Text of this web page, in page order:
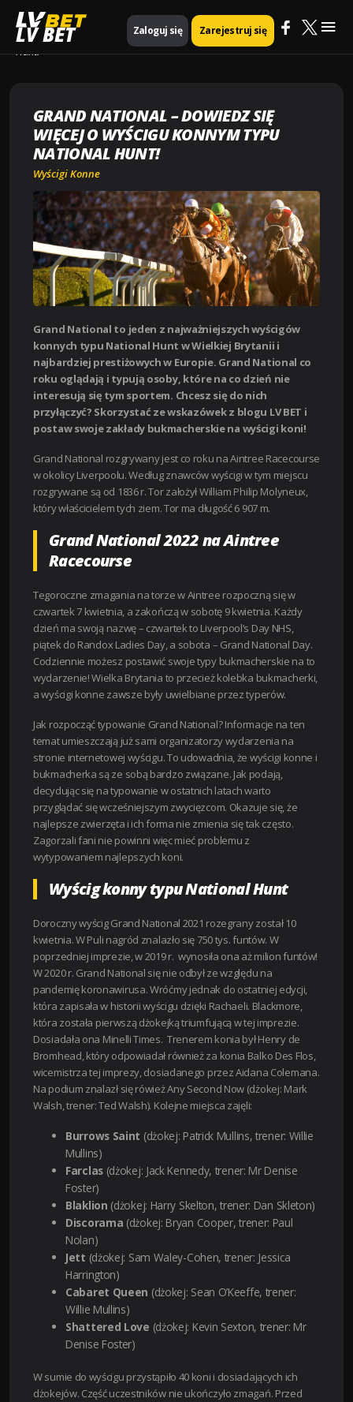
LV BET Zaloguj się Zarejestruj się
Strona główna
Wyścigi konne
Grand National – dowiedz się więcej o wyścigu konnym typu National
Hunt!
GRAND NATIONAL – DOWIEDZ SIĘ
WIĘCEJ O WYŚCIGU KONNYM TYPU
NATIONAL HUNT!
Wyścigi Konne
Grand National to jeden z najważniejszych wyścigów
konnych typu National Hunt w Wielkiej Brytanii i
najbardziej prestiżowych w Europie. Grand National co
roku oglądają i typują osoby, które na co dzień nie
interesują się tym sportem. Chcesz się do nich
przyłączyć? Skorzystać ze wskazówek z blogu LV BET i
postaw swoje zakłady bukmacherskie na wyścigi koni!
Grand National rozgrywany jest co roku na Aintree Racecourse
w okolicy Liverpoolu. Według znawców wyścigi w tym miejscu
rozgrywane są od 1836 r. Tor założył William Philip Molyneux,
który właścicielem tych ziem. Tor ma długość 6 907 m.
Grand National 2022 na Aintree
Racecourse
Tegoroczne zmagania na torze w Aintree rozpoczną się w
czwartek 7 kwietnia, a zakończą w sobotę 9 kwietnia. Każdy
dzień ma swoją nazwę – czwartek to Liverpool’s Day NHS,
piątek do Randox Ladies Day, a sobota – Grand National Day.
Codziennie możesz postawić swoje typy bukmacherskie na to
wydarzenie! Wielka Brytania to przecież kolebka bukmacherki,
a wyścigi konne zawsze były uwielbiane przez typerów.
Jak rozpocząć typowanie Grand National? Informacje na ten
temat umieszczają już sami organizatorzy wydarzenia na
stronie internetowej wyścigu. To udowadnia, że wyścigi konne i
bukmacherka są ze sobą bardzo związane. Jak podają,
decydując się na typowanie w ostatnich latach warto
przyglądać się wcześniejszym zwycięzcom. Okazuje się, że
najlepsze zwierzęta i ich forma nie zmienia się tak często.
Zagorzali fani nie powinni więc mieć problemu z
wytypowaniem najlepszych koni.
Wyścig konny typu National Hunt
Doroczny wyścig Grand National 2021 rozegrany został 10
kwietnia. W Puli nagród znalazło się 750 tys. funtów. W
poprzedniej imprezie, w 2019 r. wynosiła ona aż milion funtów!
W 2020 r. Grand National się nie odbył ze względu na
pandemię koronawirusa. Wróćmy jednak do ostatniej edycji,
która zapisała w historii wyścigu dzięki Rachaeli. Blackmore,
która została pierwszą dżokejką triumfującą w tej imprezie.
Dosiadała ona Minelli Times. Trenerem konia był Henry de
Bromhead, który odpowiadał również za konia Balko Des Flos,
wicemistrza tej imprezy, dosiadanego przez Aidana Colemana.
Na podium znalazł się rówież Any Second Now (dżokej: Mark
Walsh, trener: Ted Walsh). Kolejne miejsca zajęli:
Burrows Saint (dżokej: Patrick Mullins, trener: Willie
Mullins)
Farclas(dżokej: Jack Kennedy, trener: Mr Denise
Foster)
Blaklion (dżokej: Harry Skelton, trener: Dan Skleton)
Discorama (dżokej: Bryan Cooper, trener: Paul
Nolan)
Jett (dżokej: Sam Waley-Cohen, trener: Jessica
Harrington)
Cabaret Queen (dżokej: Sean O’Keeffe, trener:
Willie Mullins)
Shattered Love (dżokej: Kevin Sexton, trener: Mr
Denise Foster)
W sumie do wyścigu przystąpiło 40 koni i dosiadających ich
dżokejów. Część uczestników nie ukończyło zmagań. Przed